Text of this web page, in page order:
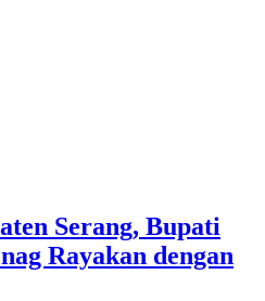
Serang, Bupati
Rayakan dengan